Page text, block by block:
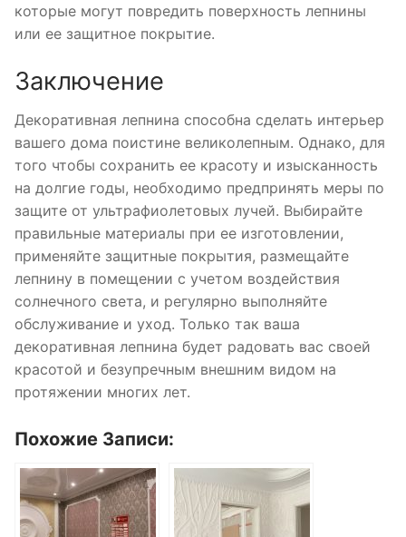
которые могут повредить поверхность лепнины
или ее защитное покрытие.
Заключение
Декоративная лепнина способна сделать интерьер
вашего дома поистине великолепным. Однако, для
того чтобы сохранить ее красоту и изысканность
на долгие годы, необходимо предпринять меры по
защите от ультрафиолетовых лучей. Выбирайте
правильные материалы при ее изготовлении,
применяйте защитные покрытия, размещайте
лепнину в помещении с учетом воздействия
солнечного света, и регулярно выполняйте
обслуживание и уход. Только так ваша
декоративная лепнина будет радовать вас своей
красотой и безупречным внешним видом на
протяжении многих лет.
Похожие Записи: